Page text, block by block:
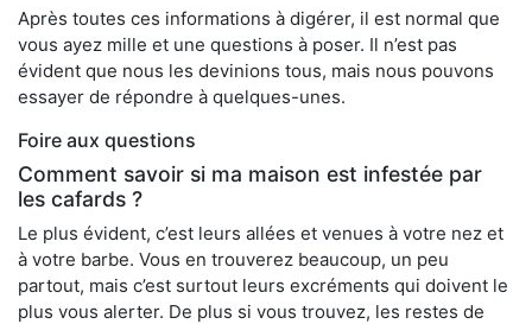
Après toutes ces informations à digérer, il est normal que
vous ayez mille et une questions à poser. Il n’est pas
évident que nous les devinions tous, mais nous pouvons
essayer de répondre à quelques-unes.
Foire aux questions
Comment savoir si ma maison est infestée par
les cafards ?
Le plus évident, c’est leurs allées et venues à votre nez et
à votre barbe. Vous en trouverez beaucoup, un peu
partout, mais c’est surtout leurs excréments qui doivent le
plus vous alerter. De plus si vous trouvez, les restes de